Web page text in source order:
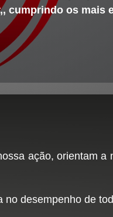
os mais
ação, orientam a
desempenho de